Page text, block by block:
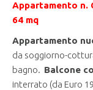
Appartamento n.
64 mq
Appartamento
da soggiorno-
bagno. Balcone
interrato (da Euro